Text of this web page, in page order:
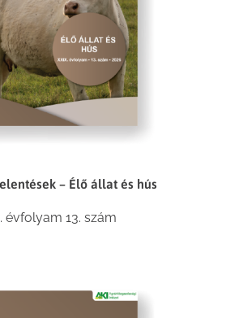
– Élő állat és hús
évfolyam 13. szám